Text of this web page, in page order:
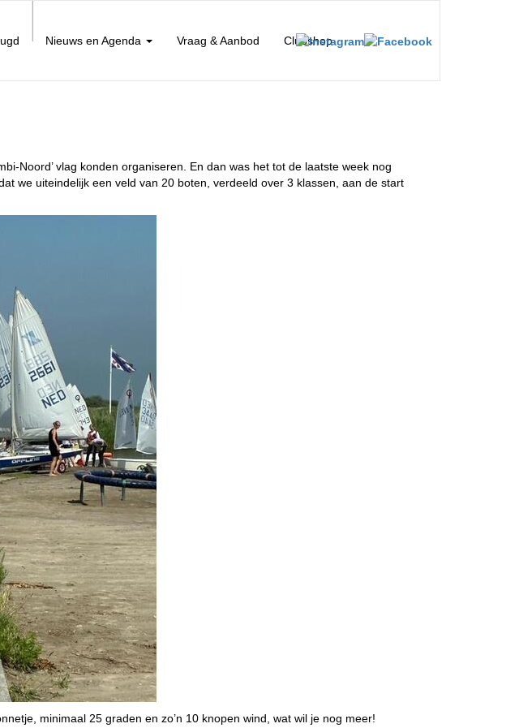
Nieuws en Agenda Vraag & Aanbod Clubshop
Noord’ vlag konden organiseren. En dan was het tot de laatste week nog
we uiteindelijk een veld van 20 boten, verdeeld over 3 klassen, aan de start
minimaal 25 graden en zo’n 10 knopen wind, wat wil je nog meer!